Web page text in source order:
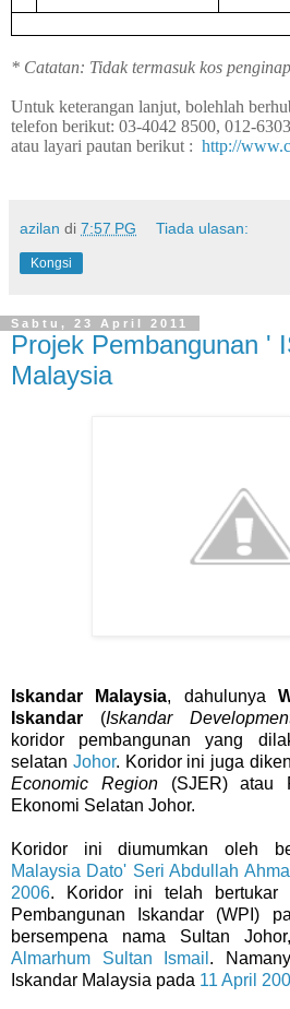
* Catatan: Tidak termasuk kos
Untuk keterangan lanjut, bolehlah
telefon berikut: 03-4042 8500, 012-
atau layari pautan berikut : http://
azilan di 7:57 PG Tiada ulasan:
Kongsi
Sabtu, 23 April 2011
Projek Pembangunan '
Malaysia
Iskandar Malaysia, dahulunya
Iskandar (Iskandar
koridor pembangunan yang
selatan Johor. Koridor ini juga
Economic Region(SJER) atau
Ekonomi Selatan Johor.
Koridor ini diumumkan oleh
Malaysia Dato' Seri Abdullah
2006. Koridor ini telah bertukar
Pembangunan Iskandar (WPI)
bersempena nama Sultan
Almarhum Sultan Ismail .
Iskandar Malaysia pada 11 April